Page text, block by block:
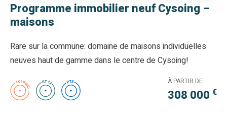
Programme immobilier neuf Cysoing –
maisons
Rare sur la commune: domaine de maisons individuelles
neuves haut de gamme dans le centre de Cysoing!
À PARTIR DE
308 000 €